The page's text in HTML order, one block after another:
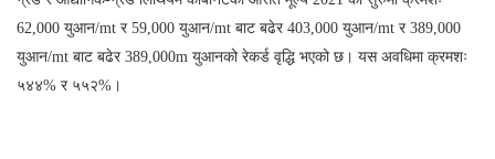
62,000 युआन/mt र 59,000 युआन/mt बाट बढेर 403,000 युआन/mt र 389,000
युआन/mt बाट बढेर 389,000m युआनको रेकर्ड वृद्धि भएको छ। यस अवधिमा क्रमशः
५४४% र ५५२%।